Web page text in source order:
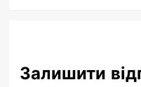
Залишити